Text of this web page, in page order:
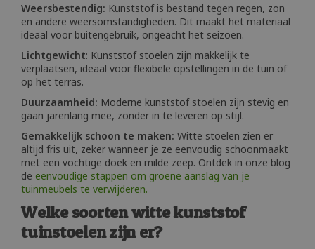
Weersbestendig: Kunststof is bestand tegen regen, zon
en andere weersomstandigheden. Dit maakt het materiaal
ideaal voor buitengebruik, ongeacht het seizoen.
Lichtgewicht: Kunststof stoelen zijn makkelijk te
verplaatsen, ideaal voor flexibele opstellingen in de tuin of
op het terras.
Duurzaamheid: Moderne kunststof stoelen zijn stevig en
gaan jarenlang mee, zonder in te leveren op stijl.
Gemakkelijk schoon te maken: Witte stoelen zien er
altijd fris uit, zeker wanneer je ze eenvoudig schoonmaakt
met een vochtige doek en milde zeep. Ontdek in onze blog
de eenvoudige stappen om groene aanslag van je
tuinmeubels te verwijderen.
Welke soorten witte kunststof
tuinstoelen zijn er?